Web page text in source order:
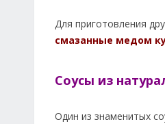
Для приготовления
смазанные медом
Соусы из
Один из знаменитых